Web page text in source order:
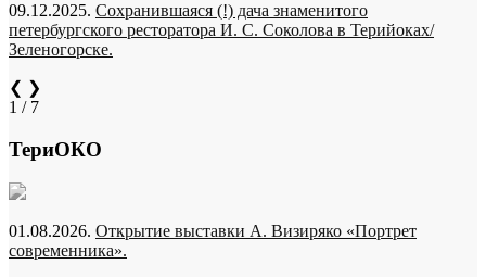
09.12.2025. Сохранившаяся (!) дача знаменитого
петербургского ресторатора И. С. Соколова в Терийоках/
Зеленогорске.
❮ ❯
1 / 7
ТериОКО
01.08.2026. Открытие выставки А. Визиряко «Портрет
современника».